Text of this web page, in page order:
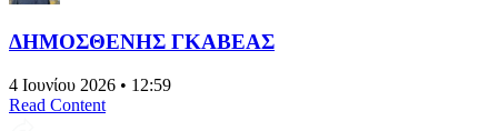
ΔΗΜΟΣΘΕΝΗΣ ΓΚΑΒΕΑΣ
4 Ιουνίου 2026 • 12:59
Read Content